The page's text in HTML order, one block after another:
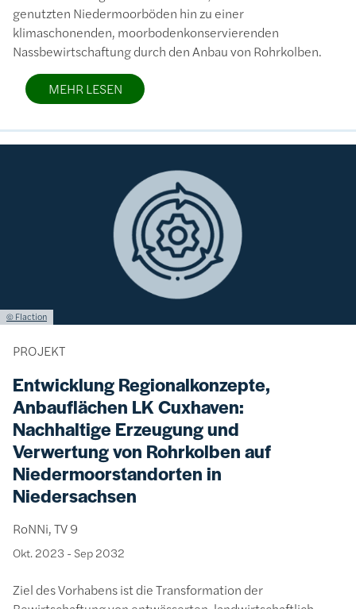
genutzten Niedermoorböden hin zu einer
klimaschonenden, moorbodenkonservierenden
Nassbewirtschaftung durch den Anbau von Rohrkolben.
MEHR LESEN
Lizenzinformationen einschließlich Urheberrecht
© Flaction
PROJEKT
Entwicklung Regionalkonzepte,
Anbauflächen LK Cuxhaven:
Nachhaltige Erzeugung und
Verwertung von Rohrkolben auf
Niedermoorstandorten in
Niedersachsen
RoNNi, TV 9
Okt. 2023 - Sep 2032
Ziel des Vorhabens ist die Transformation der